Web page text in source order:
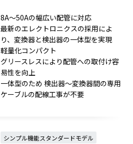
8A～50Aの幅広い配管に対応
最新のエレクトロニクスの採用によ
り、変換器と検出器の一体型を実現
軽量化コンパクト
グリースレスにより配管への取付け容
易性を向上
一体型のため 検出器～変換器間の専用
ケーブルの配線工事が不要
シンプル機能スタンダードモデル